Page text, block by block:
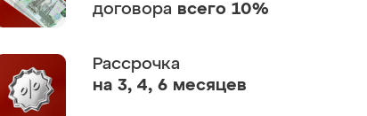
договора всего 10%
Рассрочка
на 3, 4, 6 месяцев